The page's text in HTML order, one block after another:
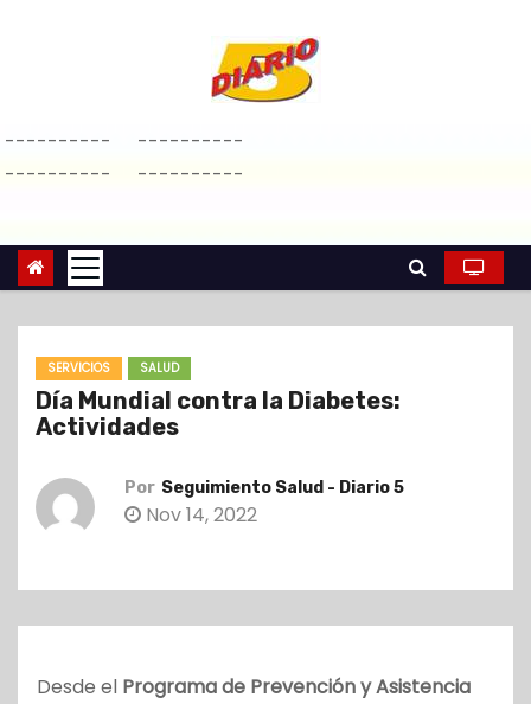
a
r
l
----------
----------
----------
----------
SERVICIOS SALUD
Día Mundial contra la Diabetes:
Actividades
Por Seguimiento Salud - Diario 5
Nov 14, 2022
Desde el Programa de Prevención y Asistencia